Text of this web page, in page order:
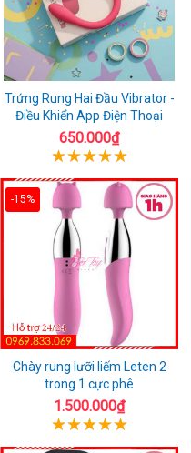
Trứng Rung Hai Đầu Vibrator -
Điều Khiển App Điện Thoại
650.000₫
-15%
Chày rung lưỡi liếm Leten 2
trong 1 cực phê
1.500.000₫